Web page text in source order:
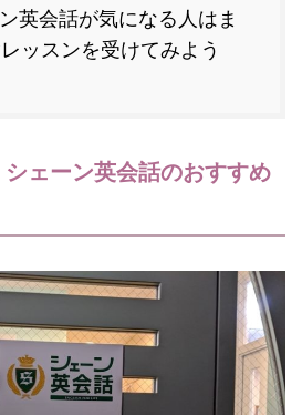
英会話が気になる人はま
ッスンを受けてみよう
ェーン英会話のおすすめ